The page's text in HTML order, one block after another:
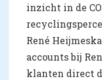
inzicht in de
René
accounts bij
klanten direct